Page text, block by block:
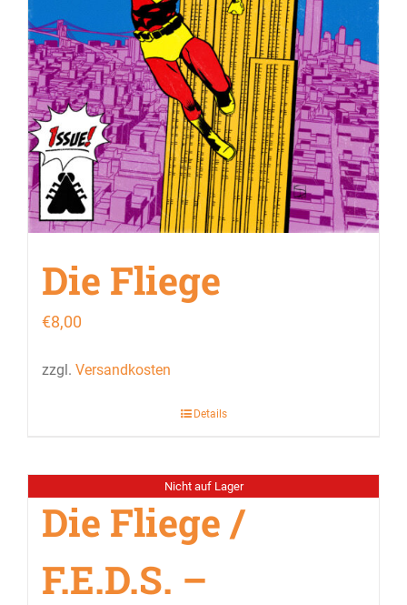
Die Fliege
€8,00
zzgl. Versandkosten
Details
Nicht auf Lager
Die Fliege /
F.E.D.S. –